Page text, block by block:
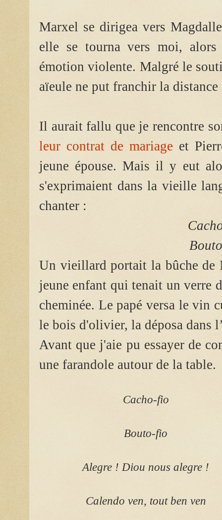
Marxel se dirigea vers
elle se tourna vers moi, alors
émotion violente. Malgré le
aïeule ne put franchir la distance
Il aurait fallu que je rencontre
leur contrat de mariage et
jeune épouse. Mais il y eut
s'exprimaient dans la vieille
chanter :
Un vieillard portait la bûche de
jeune enfant qui tenait un verre
cheminée. Le papé versa le vin
le bois d'olivier, la déposa dans
Avant que j'aie pu essayer de
une farandole autour de la table.
Cacho-fio
Bouto-fio
Alegre ! Diou nous alegre !
Calendo ven, tout ben ven